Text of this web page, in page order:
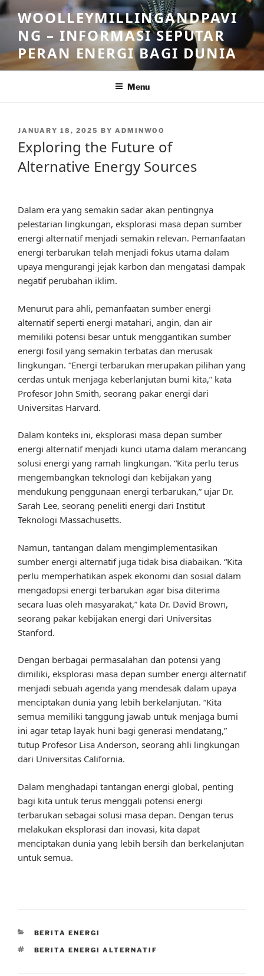
Skip
to
content
WOOLLEYMILLINGANDPAVI
NG – INFORMASI SEPUTAR
PERAN ENERGI BAGI DUNIA
Menu
POSTED
JANUARY 18, 2025 BY ADMINWOO
Exploring the Future of
Alternative Energy Sources
Dalam era yang semakin sadar akan pentingnya
pelestarian lingkungan, eksplorasi masa depan sumber
energi alternatif menjadi semakin relevan. Pemanfaatan
energi terbarukan telah menjadi fokus utama dalam
upaya mengurangi jejak karbon dan mengatasi dampak
negatif perubahan iklim.
Menurut para ahli, pemanfaatan sumber energi
alternatif seperti energi matahari, angin, dan air
memiliki potensi besar untuk menggantikan sumber
energi fosil yang semakin terbatas dan merusak
lingkungan. “Energi terbarukan merupakan pilihan yang
cerdas untuk menjaga keberlanjutan bumi kita,” kata
Profesor John Smith, seorang pakar energi dari
Universitas Harvard.
Dalam konteks ini, eksplorasi masa depan sumber
energi alternatif menjadi kunci utama dalam merancang
solusi energi yang ramah lingkungan. “Kita perlu terus
mengembangkan teknologi dan kebijakan yang
mendukung penggunaan energi terbarukan,” ujar Dr.
Sarah Lee, seorang peneliti energi dari Institut
Teknologi Massachusetts.
Namun, tantangan dalam mengimplementasikan
sumber energi alternatif juga tidak bisa diabaikan. “Kita
perlu memperhatikan aspek ekonomi dan sosial dalam
mengadopsi energi terbarukan agar bisa diterima
secara luas oleh masyarakat,” kata Dr. David Brown,
seorang pakar kebijakan energi dari Universitas
Stanford.
Dengan berbagai permasalahan dan potensi yang
dimiliki, eksplorasi masa depan sumber energi alternatif
menjadi sebuah agenda yang mendesak dalam upaya
menciptakan dunia yang lebih berkelanjutan. “Kita
semua memiliki tanggung jawab untuk menjaga bumi
ini agar tetap layak huni bagi generasi mendatang,”
tutup Profesor Lisa Anderson, seorang ahli lingkungan
dari Universitas California.
Dalam menghadapi tantangan energi global, penting
bagi kita untuk terus menggali potensi energi
terbarukan sebagai solusi masa depan. Dengan terus
melakukan eksplorasi dan inovasi, kita dapat
menciptakan dunia yang lebih bersih dan berkelanjutan
untuk semua.
CATEGORIES
BERITA ENERGI
TAGS
BERITA ENERGI ALTERNATIF